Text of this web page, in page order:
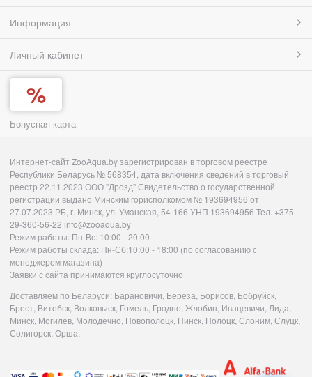
Информация
Личный кабинет
Бонусная карта
Интернет-сайт ZooAqua.by зарегистрирован в торговом реестре
Республики Беларусь № 568354, дата включения сведений в торговый
реестр 22.11.2023 ООО "Дрозд" Свидетельство о государственной
регистрации выдано Минским горисполкомом № 193694956 от
27.07.2023 РБ, г. Минск, ул. Уманская, 54-166 УНП 193694956 Тел. +375-
29-360-56-22 info@zooaqua.by
Режим работы: Пн-Вс: 10:00 - 20:00
Режим работы склада: Пн-Сб:10:00 - 18:00 (по согласованию с
менеджером магазина)
Заявки с сайта принимаются круглосуточно
Доставляем по Беларуси: Барановичи, Береза, Борисов, Бобруйск,
Брест, Витебск, Волковыск, Гомель, Гродно, Жлобин, Ивацевичи, Лида,
Минск, Могилев, Молодечно, Новополоцк, Пинск, Полоцк, Слоним, Слуцк,
Солигорск, Орша.